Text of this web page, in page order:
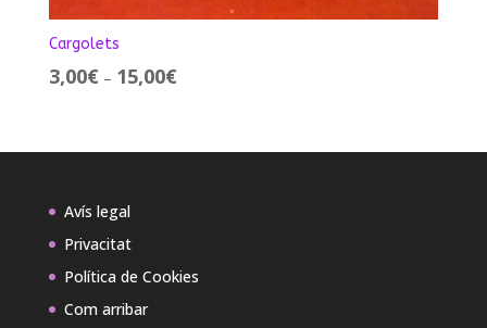
Cargolets
3,00€ – 15,00€Interval
Avís legal
Privacitat
Política de Cookies
Com arribar